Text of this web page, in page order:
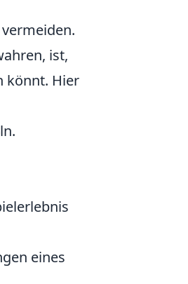
ist,
könnt. Hier
eines